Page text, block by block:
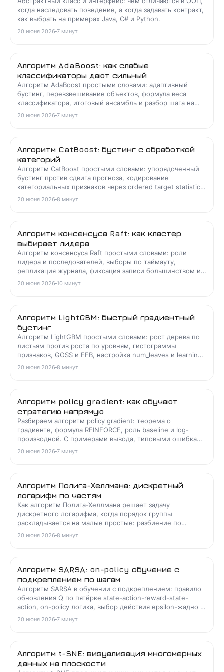
когда наследовать поведение, а когда задавать контракт,
как выбрать на примерах Java, C# и Python.
20 июня 2026 7 минут
Алгоритм AdaBoost: как слабые
классификаторы дают сильный
Алгоритм AdaBoost простыми словами: адаптивный
бустинг, перевзвешивание объектов, формула веса
классификатора, итоговый ансамбль и разбор шага на
примере с формулами.
20 июня 2026 7 минут
Алгоритм CatBoost: бустинг с обработкой
категорий
Алгоритм CatBoost простыми словами: упорядоченный
бустинг против сдвига прогноза, кодирование
категориальных признаков через ordered target statistics,
симметричные деревья и разбор типовых задач.
20 июня 2026 8 минут
Алгоритм консенсуса Raft: как кластер
выбирает лидера
Алгоритм консенсуса Raft простыми словами: роли
лидера и последователей, выборы по таймауту,
репликация журнала, фиксация записи большинством и
сравнение с Paxos.
20 июня 2026 10 минут
Алгоритм LightGBM: быстрый градиентный
бустинг
Алгоритм LightGBM простыми словами: рост дерева по
листьям против роста по уровням, гистограммы
признаков, GOSS и EFB, настройка num_leaves и learning
rate, борьба с переобучением и разбор задач.
20 июня 2026 8 минут
Алгоритм policy gradient: как обучают
стратегию напрямую
Разбираем алгоритм policy gradient: теорема о
градиенте, формула REINFORCE, роль baseline и log-
производной. С примерами вывода, типовыми ошибками
и интерактивным расчётом сходимости.
20 июня 2026 7 минут
Алгоритм Полига-Хеллмана: дискретный
логарифм по частям
Как алгоритм Полига-Хеллмана решает задачу
дискретного логарифма, когда порядок группы
раскладывается на малые простые: разбиение по
китайской теореме об остатках, шаги и сложность.
20 июня 2026 8 минут
Алгоритм SARSA: on-policy обучение с
подкреплением по шагам
Алгоритм SARSA в обучении с подкреплением: правило
обновления Q по пятёрке state-action-reward-state-
action, on-policy логика, выбор действия epsilon-жадно и
отличие от Q-обучения на примерах.
20 июня 2026 7 минут
Алгоритм t-SNE: визуализация многомерных
данных на плоскости